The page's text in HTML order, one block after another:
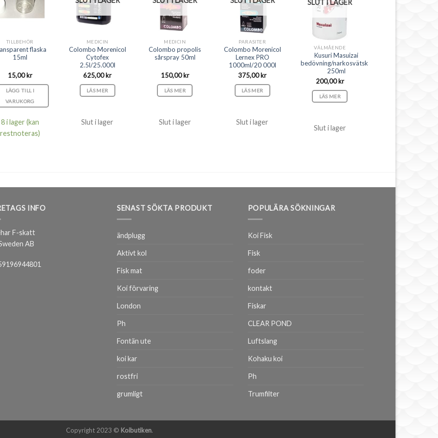
TILLBEHÖR
flaska
15ml
15,00kr
LÄGG TILL I
VARUKORG
8 i lager (kan
restnoteras)
MEDICIN
Colombo Morenicol
Cytofex
2.5l/25.000l
625,00kr
LÄS MER
Slut i lager
MEDICIN
Colombo propolis
sårspray 50ml
150,00kr
LÄS MER
Slut i lager
PARASITER
Colombo Morenicol
Lernex PRO
1000ml/20 000l
375,00kr
LÄS MER
Slut i lager
SLUT I LAGER
VÄLMÅENDE
Kusuri Masuizai
bedövning/narkosvätska
250ml
200,00kr
LÄS MER
Slut i lager
INFO
F-skatt
AB
SENAST SÖKTA PRODUKT
ändplugg
Aktivt kol
Fisk mat
Koi förvaring
London
Ph
Fontän ute
koi kar
rostfri
grumligt
POPULÄRA SÖKNINGAR
Koi Fisk
Fisk
foder
kontakt
Fiskar
CLEAR POND
Luftslang
Kohaku koi
Ph
Trumfilter
Copyright 2023 © Koibutiken.